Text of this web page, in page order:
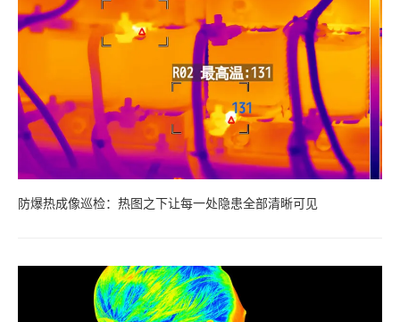
防爆热成像巡检：热图之下让每一处隐患全部清晰可见